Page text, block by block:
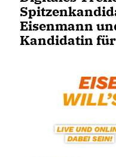
Eisenmann
Kandidatin